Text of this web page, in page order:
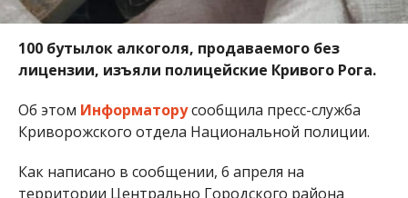
100 бутылок алкоголя, продаваемого без
лицензии, изъяли полицейские Кривого Рога.
Об этом Информаторусообщила пресс-служба
Криворожского отдела Национальной полиции.
Как написано в сообщении, 6 апреля на
территории Центрально Городского района